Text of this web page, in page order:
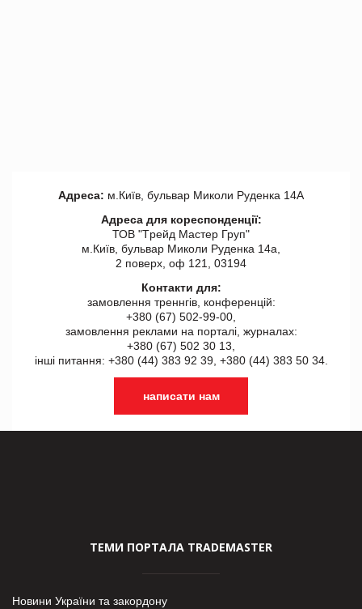
Адреса: м.Київ, бульвар Миколи Руденка 14А
Адреса для кореспонденції:
ТОВ "Tрейд Мастер Груп"
м.Київ, бульвар Миколи Руденка 14а,
2 поверх, оф 121, 03194
Контакти для:
замовлення треннгів, конференцій:
+380 (67) 502-99-00,
замовлення реклами на порталі, журналах:
+380 (67) 502 30 13,
інші питання: +380 (44) 383 92 39, +380 (44) 383 50 34.
написати нам
ТЕМИ ПОРТАЛА TRADEMASTER
Новини України та закордону